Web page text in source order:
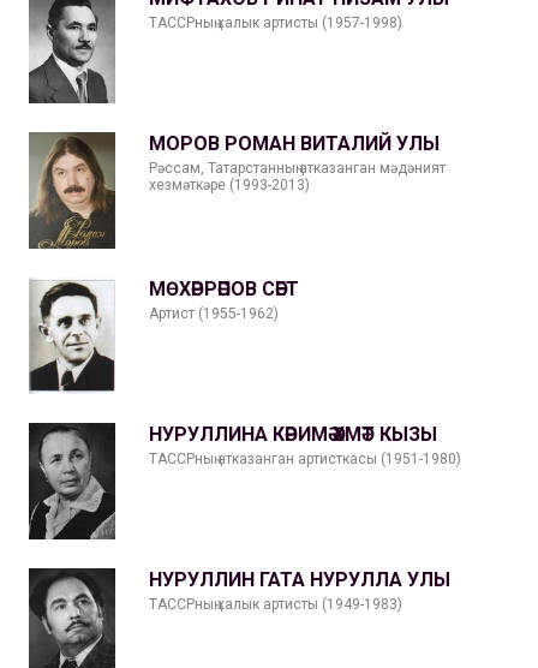
ТАССРның халык артисты (1957-1998)
МОРОВ РОМАН ВИТАЛИЙ УЛЫ
Рәссам, Татарстанның атказанган мәдәният
хезмәткәре (1993-2013)
МӨХӘРРӘПОВ СӘЕТ
Артист (1955-1962)
НУРУЛЛИНА КӘРИМӘ ӘХМӘТ КЫЗЫ
ТАССРның атказанган артисткасы (1951-1980)
НУРУЛЛИН ГАТА НУРУЛЛА УЛЫ
ТАССРның халык артисты (1949-1983)